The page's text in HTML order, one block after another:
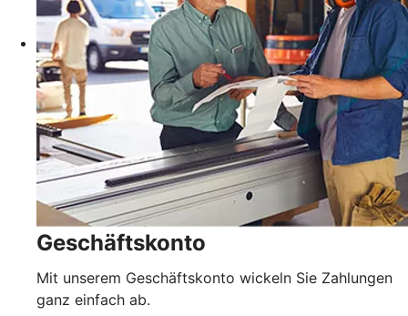
Geschäftskonto
Mit unserem Geschäftskonto wickeln Sie Zahlungen
ganz einfach ab.